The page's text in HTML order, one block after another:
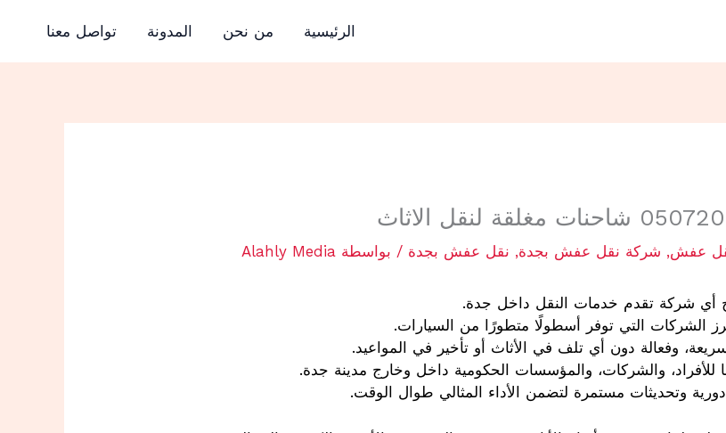
الرئيسية من نحن المدونة تواصل معنا
عفش, شركة نقل عفش بجدة, نقل عفش بجدة / بواسطة Alahly Media
أي شركة تقدم خدمات النقل داخل جدة.
الشركات التي توفر أسطولًا متطورًا من السيارات.
وفعالة دون أي تلف في الأثاث أو تأخير في المواعيد.
للأفراد، والشركات، والمؤسسات الحكومية داخل وخارج مدينة جدة.
دورية وتحديثات مستمرة لتضمن الأداء المثالي طوال الوقت.